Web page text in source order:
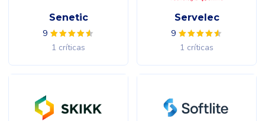
Senetic
9
1 críticas
Servelec
9
1 críticas